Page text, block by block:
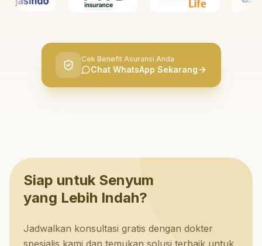
Cek Benefit Asuransi Anda
Chat WhatsApp Sekarang
Siap untuk Senyum
yang Lebih Indah?
Jadwalkan konsultasi gratis dengan dokter
spesialis kami dan temukan solusi terbaik untuk